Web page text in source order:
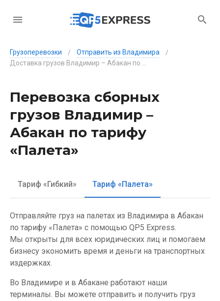
Грузоперевозки / Отправить из Владимира
/
Перевозка сборных
грузов Владимир –
Абакан по тарифу
«Палета»
Тариф «Гибкий» Тариф «Палета»
Отправляйте груз на палетах из Владимира в Абакан
по тарифу «Палета» с помощью QP5 Express.
Мы открыты для всех юридических лиц и помогаем
бизнесу экономить время и деньги на транспортных
издержках.
Во Владимире и в Абакане работают наши
терминалы. Вы можете отправить и получить груз